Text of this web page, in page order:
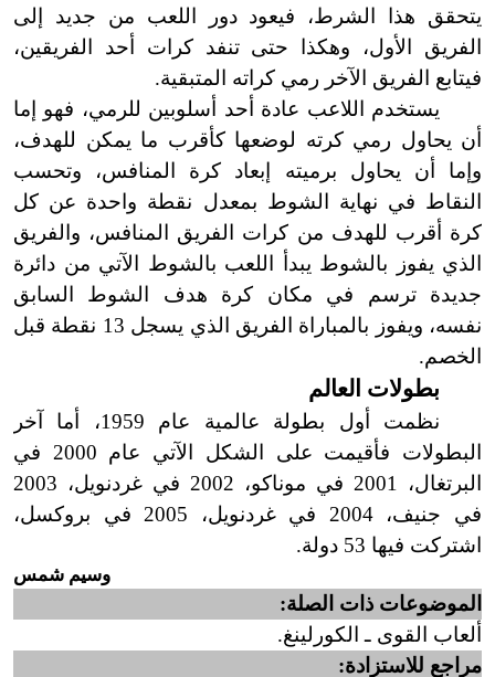
يتحقق هذا الشرط، فيعود دور اللعب من جديد إلى
الفريق الأول، وهكذا حتى تنفد كرات أحد الفريقين،
فيتابع الفريق الآخر رمي كراته المتبقية.
يستخدم اللاعب عادة أحد أسلوبين للرمي، فهو إما
أن يحاول رمي كرته لوضعها كأقرب ما يمكن للهدف،
وإما أن يحاول برميته إبعاد كرة المنافس، وتحسب
النقاط في نهاية الشوط بمعدل نقطة واحدة عن كل
كرة أقرب للهدف من كرات الفريق المنافس، والفريق
الذي يفوز بالشوط يبدأ اللعب بالشوط الآتي من دائرة
جديدة ترسم في مكان كرة هدف الشوط السابق
نفسه، ويفوز بالمباراة الفريق الذي يسجل 13 نقطة قبل
الخصم.
بطولات العالم
نظمت أول بطولة عالمية عام 1959، أما آخر
البطولات فأقيمت على الشكل الآتي عام 2000 في
البرتغال، 2001 في موناكو، 2002 في غردنويل، 2003
في جنيف، 2004 في غردنويل، 2005 في بروكسل،
اشتركت فيها 53 دولة.
وسيم شمس
الموضوعات ذات الصلة:
ألعاب القوى ـ الكورلينغ.
مراجع للاستزادة: